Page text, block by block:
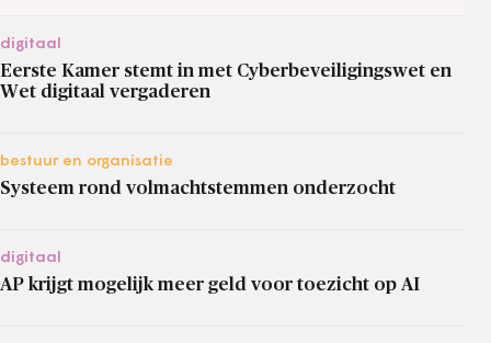
digitaal
Eerste Kamer stemt in met Cyberbeveiligingswet en
Wet digitaal vergaderen
bestuur en organisatie
Systeem rond volmachtstemmen onderzocht
digitaal
AP krijgt mogelijk meer geld voor toezicht op AI